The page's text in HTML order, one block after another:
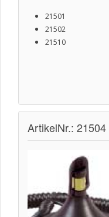
21501
21502
21510
ArtikelNr.: 21504